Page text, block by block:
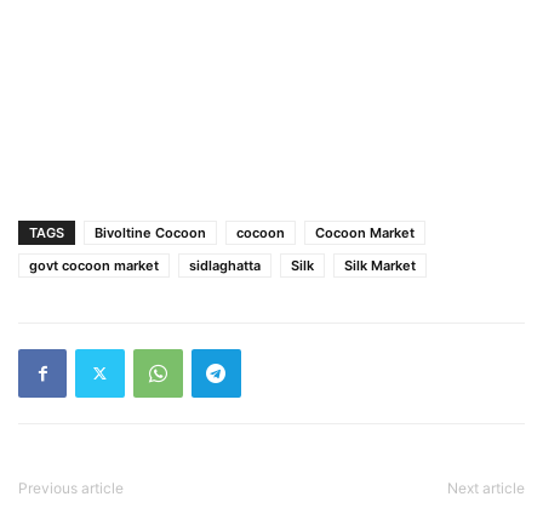
TAGS Bivoltine Cocoon cocoon
Cocoon Market
govt cocoon market
sidlaghatta Silk Silk Market
Previous article Next article